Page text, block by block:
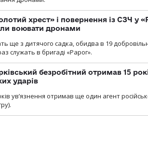
хрест» і повернення із СЗЧ у
воювати дронами
ще з дитячого садка, обидва в 19
служать в бригаді «Рарог».
безробітний отримав 15
ударів
увʼязнення отримав ще один агент